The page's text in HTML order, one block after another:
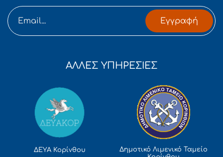
Εγγραφή
ΑΛΛΕΣ ΥΠΗΡΕΣΙΕΣ
ΔΕΥΑ Κορίνθου
Δημοτικό Λιμενικό Ταμείο